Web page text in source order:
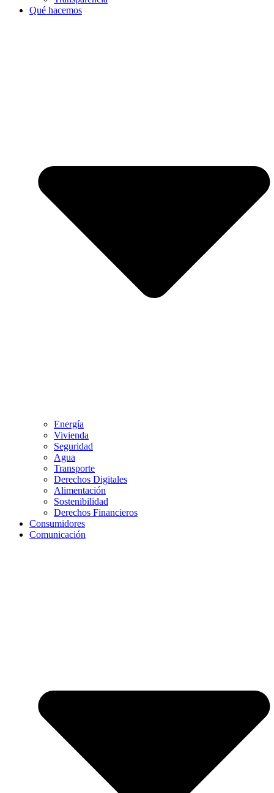
Qué hacemos
Energía
Vivienda
Seguridad
Agua
Transporte
Derechos Digitales
Alimentación
Sostenibilidad
Derechos Financieros
Consumidores
Comunicación